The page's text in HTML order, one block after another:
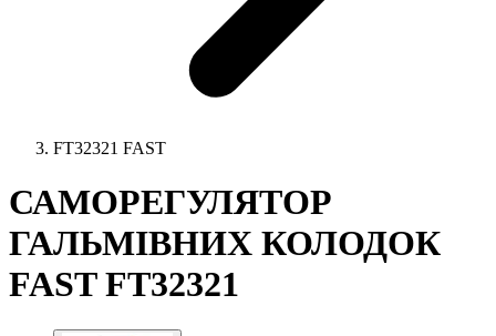
FT32321 FAST
САМОРЕГУЛЯТОР
ГАЛЬМІВНИХ КОЛОДОК
FAST FT32321